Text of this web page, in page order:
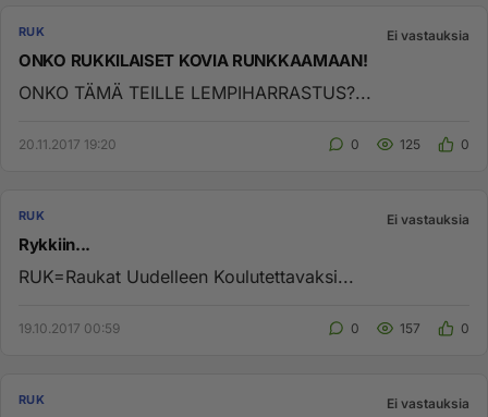
RUK Ei vastauksia
ONKO RUKKILAISET KOVIA RUNKKAAMAAN!
ONKO TÄMÄ TEILLE LEMPIHARRASTUS?...
20.11.2017 19:20 0 125 0
RUK Ei vastauksia
Rykkiin...
RUK=Raukat Uudelleen Koulutettavaksi...
19.10.2017 00:59 0 157 0
RUK Ei vastauksia